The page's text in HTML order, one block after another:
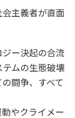
会主義者が直面
ー決起の合流
ムの生態破壊
闘争、すべて
やクライメー